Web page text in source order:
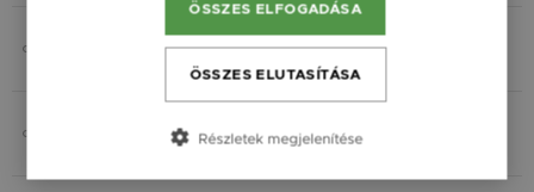
Opcionális
Opcionális
ÖSSZES ELFOGADÁSA
ÖSSZES ELUTASÍTÁSA
Részletek megjelenítése